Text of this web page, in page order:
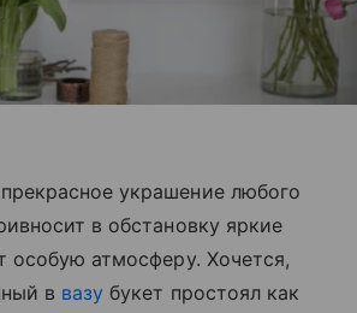
украшение любого
в обстановку яркие
особую атмосферу. Хочется,
в вазу букет простоял как